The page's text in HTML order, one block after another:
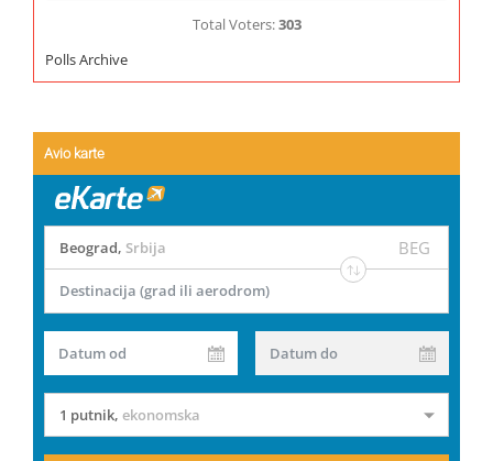
Total Voters:303
Polls Archive
Avio karte
Beograd, Srbija BEG
Destinacija (grad ili aerodrom)
Datum od Datum do
1 putnik, ekonomska